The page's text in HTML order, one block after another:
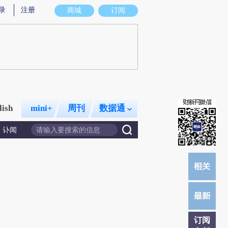
商城 订阅
注册
mini+ 周刊 数据通
讣闻
订阅